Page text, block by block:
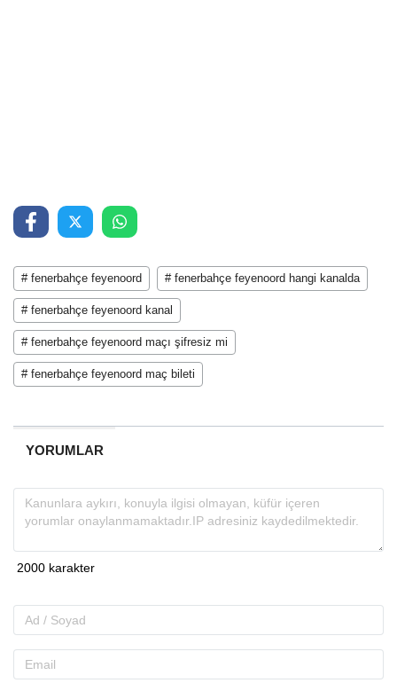
# fenerbahçe feyenoord # fenerbahçe feyenoord hangi kanalda
# fenerbahçe feyenoord kanal
# fenerbahçe feyenoord maçı şifresiz mi
# fenerbahçe feyenoord maç bileti
YORUMLAR